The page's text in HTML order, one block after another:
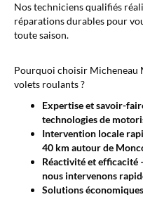
Nos techniciens qualifiés
réparations durables pour
toute saison.
Pourquoi choisir Micheneau
volets roulants ?
Expertise et savoir-
technologies de
Intervention locale
40 km autour de
Réactivité et efficacité
nous intervenons
Solutions